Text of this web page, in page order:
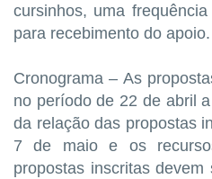
cursinhos, uma
para recebimento do apoio.
Cronograma – As
no período de 22 de abril
da relação das propostas
7 de maio e os
propostas inscritas